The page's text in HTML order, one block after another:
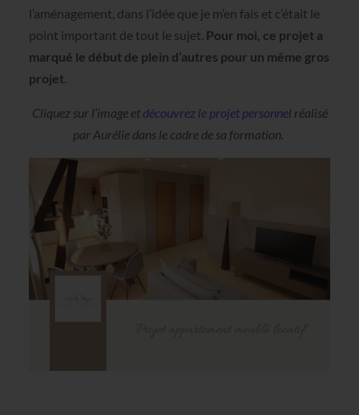
l’aménagement, dans l’idée que je m’en fais et c’était le
point important de tout le sujet. Pour moi, ce projet a
marqué le début de plein d’autres pour un même gros
projet.
Cliquez sur l’image et découvrez le projet personnel réalisé
par Aurélie dans le cadre de sa formation.